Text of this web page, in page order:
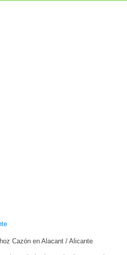
Cazón en Alacant / Alicante